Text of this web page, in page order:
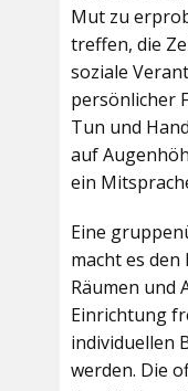
Mut zu
treffen, die
soziale
persönlicher
Tun und
auf
ein
Eine
macht es
Räumen und
Einrichtung
individuellen
werden. Die